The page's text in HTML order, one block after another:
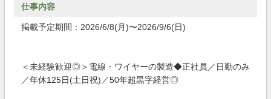
仕事内容
掲載予定期間：2026/6/8(月)〜2026/9/6(日)
＜未経験歓迎◎＞電線・ワイヤーの製造◆正社員／日勤のみ
／年休125日(土日祝)／50年超黒字経営◎